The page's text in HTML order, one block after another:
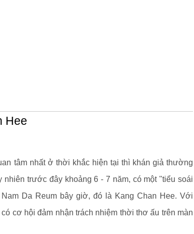
Hee
tâm nhất ở thời khắc hiện tại thì khán giả thường
trước đây khoảng 6 - 7 năm, có một "tiểu soái
Da Reum bây giờ, đó là Kang Chan Hee. Với
cơ hội đảm nhận trách nhiệm thời thơ ấu trên màn